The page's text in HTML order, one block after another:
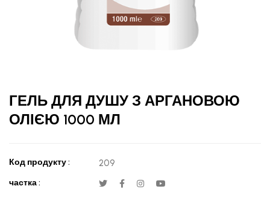
ГЕЛЬ ДЛЯ ДУШУ З АРГАНОВОЮ
ОЛІЄЮ 1000 МЛ
Код продукту : 209
частка :